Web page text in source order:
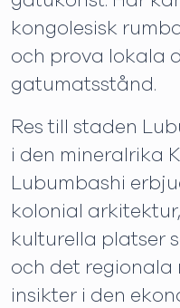
kongolesisk
och prova lokala
gatumatsstånd.
Res till staden
i den mineralrika
Lubumbashi
kolonial
kulturella platser
och det regionala
insikter i den